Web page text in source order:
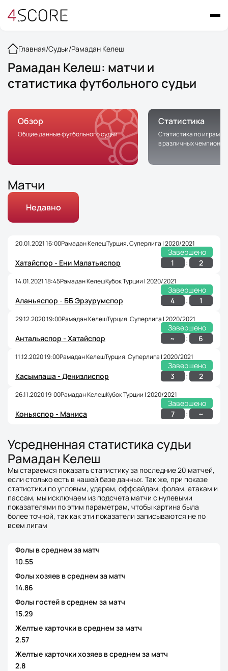
Главная/Судьи/Рамадан Келеш
Рамадан Келеш: матчи и
статистика футбольного судьи
Обзор
Общие данные футбольного судьи
Статистика
Статистика по играм с
в различных
Матчи
Недавно
20.01.2021 16:00Рамадан КелешТурция. Cуперлига | 2020/2021
Завершено
Хатайспор - Ени Малатьяспор
1 : 2
14.01.2021 18:45Рамадан КелешКубок Турции | 2020/2021
Завершено
Аланьяспор - ББ Эрзурумспор
4 : 1
29.12.2020 19:00Рамадан КелешТурция. Cуперлига | 2020/2021
Завершено
Антальяспор - Хатайспор
~ : 6
11.12.2020 19:00Рамадан КелешТурция. Cуперлига | 2020/2021
Завершено
Касымпаша - Денизлиспор
3 : 2
26.11.2020 19:00Рамадан КелешКубок Турции | 2020/2021
Завершено
Коньяспор - Маниса
7 : ~
Усредненная статистика судьи
Рамадан Келеш
Мы стараемся показать статистику за последние 20 матчей,
если столько есть в нашей базе данных. Так же, при показе
статистики по угловым, ударам, оффсайдам, фолам, атакам и
пассам, мы исключаем из подсчета матчи с нулевыми
показателями по этим параметрам, чтобы картина была
более точной, так как эти показатели записываются не по
всем лигам
Фолы в среднем за матч
10.55
Фолы хозяев в среднем за матч
14.86
Фолы гостей в среднем за матч
15.29
Желтые карточки в среднем за матч
2.57
Желтые карточки хозяев в среднем за матч
2.8